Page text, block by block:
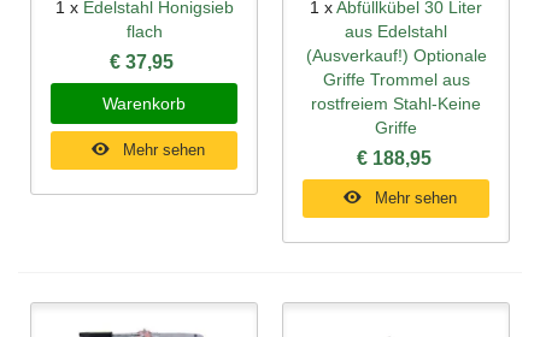
1 x Edelstahl Honigsieb
flach
€ 37,95
Warenkorb
Mehr sehen
1 xAbfüllkübel 30 Liter
aus Edelstahl
(Ausverkauf!) Optionale
Griffe Trommel aus
rostfreiem Stahl-Keine
Griffe
€ 188,95
Mehr sehen